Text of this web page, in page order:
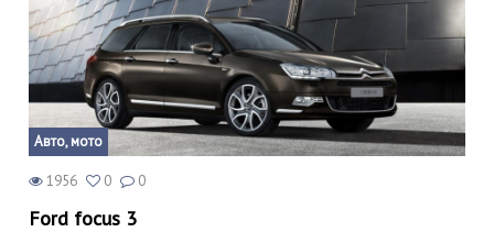
Авто, мото
1956 0 0
Ford focus 3